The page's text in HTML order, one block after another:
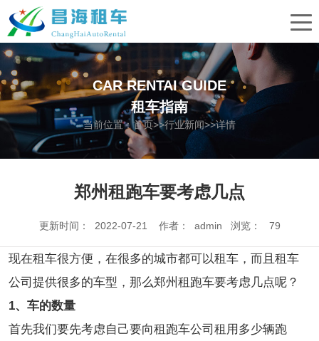
CAR RENTAI GUIDE
租车指南
当前位置：首页>>行业新闻>>详情
郑州租跑车要考虑几点
更新时间： 2022-07-21 作者： admin 浏览： 79
现在租车很方便，在很多的城市都可以租车，而且租车
公司提供很多的车型，那么郑州租跑车要考虑几点呢？
1、车的数量
首先我们要先考虑自己要向租跑车公司租用多少辆跑